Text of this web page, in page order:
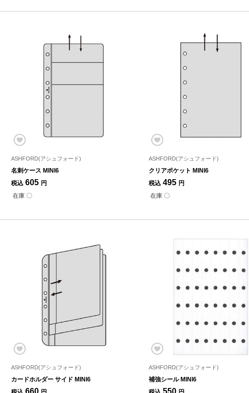
ASHFORD(アシュフォード)
名刺ケース MINI6
税込 605 円
在庫 〇
ASHFORD(アシュフォード)
クリアポケット MINI6
税込 495 円
在庫 〇
ASHFORD(アシュフォード)
カードホルダー サイド MINI6
ASHFORD(アシュフォード)
補強シール MINI6